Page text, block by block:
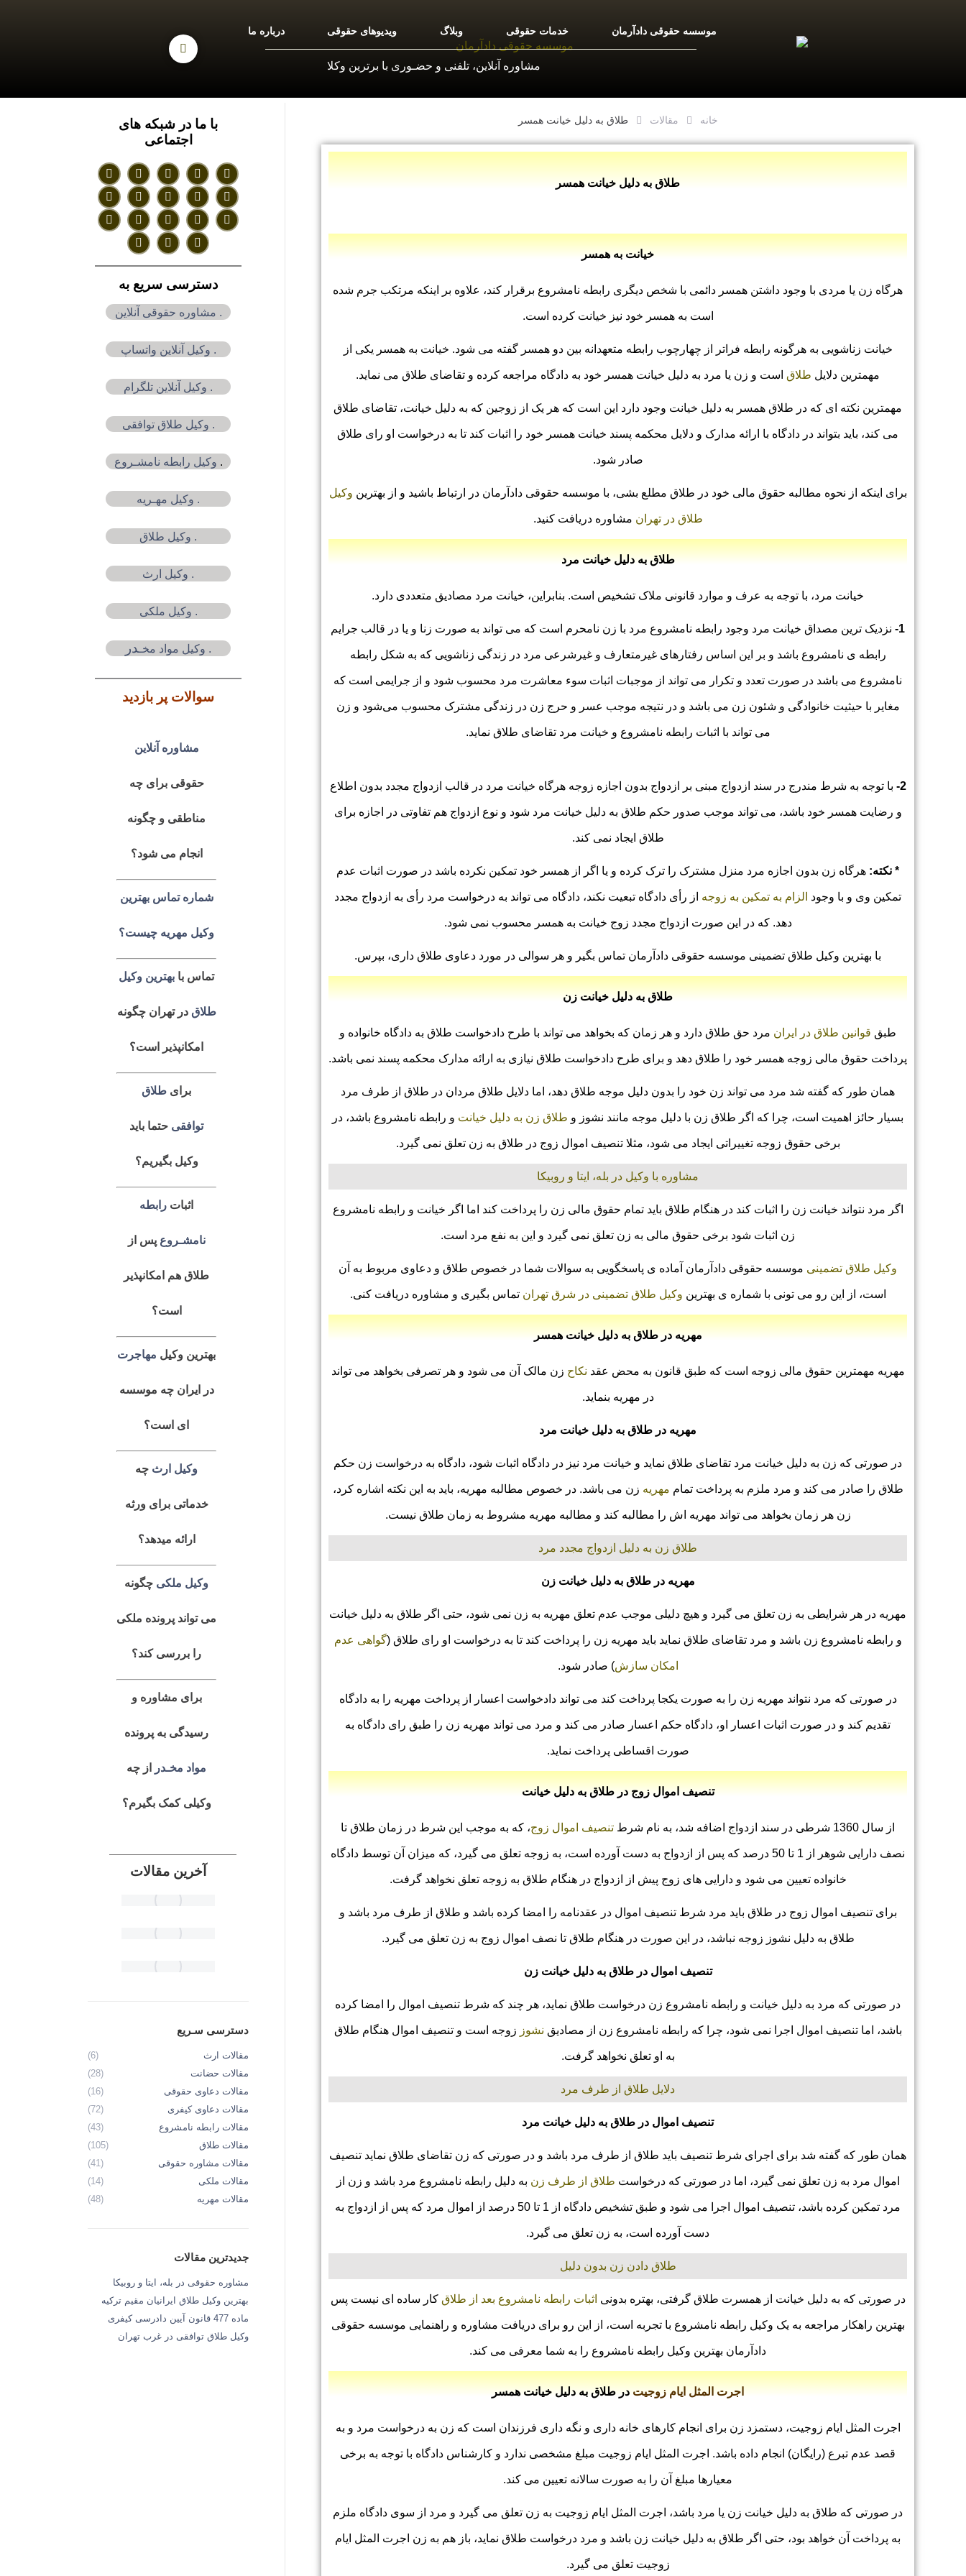
موسسه حقوقی دادآرمان خدمات حقوقی وبلاگ ویدیوهای حقوقی درباره ما
مشاوره آنلاین، تلفنی و حضـوری با برترین وکلا
خانه مقالات طلاق به دلیل خیانت همسر
طلاق به دلیل خیانت همسر
خیانت به همسر
هرگاه زن یا مردی با وجود داشتن همسر دائمی با شخص دیگری رابطه نامشروع برقرار کند، علاوه بر اینکه مرتکب جرم شده
است به همسر خود نیز خیانت کرده است.
خیانت زناشویی به هرگونه رابطه فراتر از چهارچوب رابطه متعهدانه بین دو همسر گفته می شود. خیانت به همسر یکی از
مهمترین دلایل طلاق است و زن یا مرد به دلیل خیانت همسر خود به دادگاه مراجعه کرده و تقاضای طلاق می نماید.
مهمترین نکته ای که در طلاق همسر به دلیل خیانت وجود دارد این است که هر یک از زوجین که به دلیل خیانت، تقاضای طلاق
می کند، باید بتواند در دادگاه با ارائه مدارک و دلایل محکمه پسند خیانت همسر خود را اثبات کند تا به درخواست او رای طلاق
صادر شود.
برای اینکه از نحوه مطالبه حقوق مالی خود در طلاق مطلع بشی، با موسسه حقوقی دادآرمان در ارتباط باشید و از بهترین وکیل
طلاق در تهران مشاوره دریافت کنید.
طلاق به دلیل خیانت مرد
خیانت مرد، با توجه به عرف و موارد قانونی ملاک تشخیص است. بنابراین، خیانت مرد مصادیق متعددی دارد.
1- نزدیک ‌ترین مصداق خیانت مرد وجود رابطه نامشروع مرد با زن نامحرم است که می ‌تواند به صورت زنا و یا در قالب جرایم
رابطه‌ ی نامشروع باشد و بر این اساس رفتارهای غیرمتعارف و غیرشرعی مرد در زندگی زناشویی که به شکل رابطه
نامشروع می‌ باشد در صورت تعدد و تکرار می ‌تواند از موجبات اثبات سوء معاشرت مرد محسوب شود و از جرایمی است که
مغایر با حیثیت خانوادگی و شئون زن می ‌باشد و در نتیجه موجب عسر و حرج زن در زندگی مشترک محسوب می‌شود و زن
می تواند با اثبات رابطه نامشروع و خیانت مرد تقاضای طلاق نماید.
2- با توجه به شرط مندرج در سند ازدواج مبنی بر ازدواج بدون اجازه زوجه هرگاه خیانت مرد در قالب ازدواج مجدد بدون اطلاع
و رضایت همسر خود باشد، می‌ تواند موجب صدور حکم طلاق به دلیل خیانت مرد شود و نوع ازدواج هم تفاوتی در اجازه برای
طلاق ایجاد نمی‌ کند.
* نکته: هرگاه زن بدون اجازه مرد منزل مشترک را ترک کرده و یا اگر از همسر خود تمکین نکرده باشد در صورت اثبات عدم
تمکین وی و با وجود الزام به تمکین به زوجه از رأی دادگاه تبعیت نکند، دادگاه می ‌تواند به درخواست مرد رأی به ازدواج مجدد
دهد. که در این صورت ازدواج مجدد زوج خیانت به همسر محسوب نمی ‌شود.
با بهترین وکیل طلاق تضمینی موسسه حقوقی دادآرمان تماس بگیر و هر سوالی در مورد دعاوی طلاق داری، بپرس.
طلاق به دلیل خیانت زن
طبق قوانین طلاق در ایران مرد حق طلاق دارد و هر زمان که بخواهد می تواند با طرح دادخواست طلاق به دادگاه خانواده و
پرداخت حقوق مالی زوجه همسر خود را طلاق دهد و برای طرح دادخواست طلاق نیازی به ارائه مدارک محکمه پسند نمی باشد.
همان طور که گفته شد مرد می تواند زن خود را بدون دلیل موجه طلاق دهد، اما دلایل طلاق مردان در طلاق از طرف مرد
بسیار حائز اهمیت است، چرا که اگر طلاق زن با دلیل موجه مانند نشوز و طلاق زن به دلیل خیانت و رابطه نامشروع باشد، در
برخی حقوق زوجه تغییراتی ایجاد می شود، مثلا تنصیف اموال زوج در طلاق به زن تعلق نمی گیرد.
مشاوره با وکیل در بله، ایتا و روبیکا
اگر مرد نتواند خیانت زن را اثبات کند در هنگام طلاق باید تمام حقوق مالی زن را پرداخت کند اما اگر خیانت و رابطه نامشروع
زن اثبات شود برخی حقوق مالی به زن تعلق نمی گیرد و این به نفع مرد است.
وکیل طلاق تضمینی موسسه حقوقی دادآرمان آماده ی پاسخگویی به سوالات شما در خصوص طلاق و دعاوی مربوط به آن
است، از این رو می تونی با شماره ی بهترین وکیل طلاق تضمینی در شرق تهران تماس بگیری و مشاوره دریافت کنی.
مهریه در طلاق به دلیل خیانت همسر
مهریه مهمترین حقوق مالی زوجه است که طبق قانون به محض عقد نکاح زن مالک آن می شود و هر تصرفی بخواهد می تواند
در مهریه بنماید.
مهریه در طلاق به دلیل خیانت مرد
در صورتی که زن به دلیل خیانت مرد تقاضای طلاق نماید و خیانت مرد نیز در دادگاه اثبات شود، دادگاه به درخواست زن حکم
طلاق را صادر می کند و مرد ملزم به پرداخت تمام مهریه زن می باشد. در خصوص مطالبه مهریه، باید به این نکته اشاره کرد،
زن هر زمان بخواهد می تواند مهریه اش را مطالبه کند و مطالبه مهریه مشروط به زمان طلاق نیست.
طلاق زن به دلیل ازدواج مجدد مرد
مهریه در طلاق به دلیل خیانت زن
مهریه در هر شرایطی به زن تعلق می گیرد و هیچ دلیلی موجب عدم تعلق مهریه به زن نمی شود، حتی اگر طلاق به دلیل خیانت
و رابطه نامشروع زن باشد و مرد تقاضای طلاق نماید باید مهریه زن را پرداخت کند تا به درخواست او رای طلاق (گواهی عدم
امکان سازش) صادر شود.
در صورتی که مرد نتواند مهریه زن را به صورت یکجا پرداخت کند می تواند دادخواست اعسار از پرداخت مهریه را به دادگاه
تقدیم کند و در صورت اثبات اعسار او، دادگاه حکم اعسار صادر می کند و مرد می تواند مهریه زن را طبق رای دادگاه به
صورت اقساطی پرداخت نماید.
تنصیف اموال زوج در طلاق به دلیل خیانت
از سال 1360 شرطی در سند ازدواج اضافه شد، به نام شرط تنصیف اموال زوج، که به موجب این شرط در زمان طلاق تا
نصف دارایی شوهر از 1 تا 50 درصد که پس از ازدواج به دست آورده است، به زوجه تعلق می گیرد، که میزان آن توسط دادگاه
خانواده تعیین می شود و دارایی های زوج پیش از ازدواج در هنگام طلاق به زوجه تعلق نخواهد گرفت.
برای تنصیف اموال زوج در طلاق باید مرد شرط تنصیف اموال در عقدنامه را امضا کرده باشد و طلاق از طرف مرد باشد و
طلاق به دلیل نشوز زوجه نباشد، در این صورت در هنگام طلاق تا نصف اموال زوج به زن تعلق می گیرد.
تنصیف اموال در طلاق به دلیل خیانت زن
در صورتی که مرد به دلیل خیانت و رابطه نامشروع زن درخواست طلاق نماید، هر چند که شرط تنصیف اموال را امضا کرده
باشد، اما تنصیف اموال اجرا نمی شود، چرا که رابطه نامشروع زن از مصادیق نشوز زوجه است و تنصیف اموال هنگام طلاق
به او تعلق نخواهد گرفت.
دلایل طلاق از طرف مرد
تنصیف اموال در طلاق به دلیل خیانت مرد
همان طور که گفته شد برای اجرای شرط تنصیف باید طلاق از طرف مرد باشد و در صورتی که زن تقاضای طلاق نماید تنصیف
اموال مرد به زن تعلق نمی گیرد، اما در صورتی که درخواست طلاق از طرف زن به دلیل رابطه نامشروع مرد باشد و زن از
مرد تمکین کرده باشد، تنصیف اموال اجرا می شود و طبق تشخیص دادگاه از 1 تا 50 درصد از اموال مرد که پس از ازدواج به
دست آورده است، به زن تعلق می گیرد.
طلاق دادن زن بدون دلیل
در صورتی که به دلیل خیانت از همسرت طلاق گرفتی، بهتره بدونی اثبات رابطه نامشروع بعد از طلاقکار ساده ای نیست پس
بهترین راهکار مراجعه به یک وکیل رابطه نامشروع با تجربه است، از این رو برای دریافت مشاوره و راهنمایی موسسه حقوقی
دادآرمان بهترین وکیل رابطه نامشروع را به شما معرفی می کند.
اجرت ‌المثل ایام زوجیتدر طلاق به دلیل خیانت همسر
اجرت المثل ایام زوجیت، دستمزد زن برای انجام کارهای خانه داری و نگه داری فرزندان است که زن به درخواست مرد و به
قصد عدم تبرع (رایگان) انجام داده باشد. اجرت المثل ایام زوجیت مبلغ مشخصی ندارد و کارشناس دادگاه با توجه به برخی
معیارها مبلغ آن را به صورت سالانه تعیین می کند.
در صورتی که طلاق به دلیل خیانت زن یا مرد باشد، اجرت المثل ایام زوجیت به زن تعلق می گیرد و مرد از سوی دادگاه ملزم
به پرداخت آن خواهد بود، حتی اگر طلاق به دلیل خیانت زن باشد و مرد درخواست طلاق نماید، باز هم به زن اجرت المثل ایام
زوجیت تعلق می گیرد.
با ما در شبکه های
اجتماعی
دسترسی سریع به
. مشاوره حقوقی آنلاین
. وکیل آنلاین واتساپ
. وکیل آنلاین تلگرام
. وکیل طلاق توافقی
. وکیل رابطه نامشـروع
. وکیل مهـریه
. وکیل طلاق
. وکیل ارث
. وکیل ملکی
. وکیل مواد مخـدر
سوالات پر بازدید
مشاوره آنلاین
حقوقی برای چه
مناطقی و چگونه
انجام می شود؟
شماره تماس بهترین
وکیل مهریه چیست؟
تماس با بهترین وکیل
طلاق در تهران چگونه
امکانپذیر است؟
برای طلاق
توافقی حتما باید
وکیل بگیریم؟
اثبات رابطه
نامشـروع پس از
طلاق هم امکانپذیر
است؟
بهترین وکیل مهاجرت
در ایران چه موسسه
ای است؟
وکیل ارث چه
خدماتی برای ورثه
ارائه میدهد؟
وکیل ملکی چگونه
می تواند پرونده ملکی
را بررسی کند؟
برای مشاوره و
رسیدگی به پرونده
مواد مخـدر از چه
وکیلی کمک بگیرم؟
آخرین مقالات
دسترسی سـریع
مقالات ارث
(6)
مقالات حضانت
(28)
مقالات دعاوی حقوقی
(16)
مقالات دعاوی کیفری
(72)
مقالات رابطه نامشروع
(43)
مقالات طلاق
(105)
مقالات مشاوره حقوقی
(41)
مقالات ملکی
(14)
مقالات مهریه
(48)
جدیدترین مقالات
مشاوره حقوقی در بله، ایتا و روبیکا
بهترین وکیل طلاق ایرانیان مقیم ترکیه
ماده 477 قانون آیین دادرسی کیفری
وکیل طلاق توافقی در غرب تهران